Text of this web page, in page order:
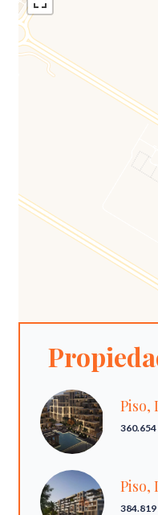
Piso,
360.654
Piso,
384.819